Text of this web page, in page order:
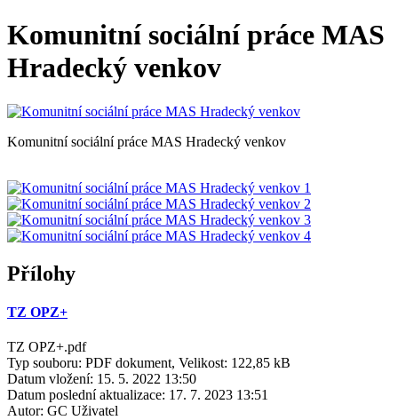
Komunitní sociální práce MAS
Hradecký venkov
Komunitní sociální práce MAS Hradecký venkov
Přílohy
TZ OPZ+
TZ OPZ+.pdf
Typ souboru: PDF dokument, Velikost: 122,85 kB
Datum vložení: 15. 5. 2022 13:50
Datum poslední aktualizace: 17. 7. 2023 13:51
Autor: GC Uživatel